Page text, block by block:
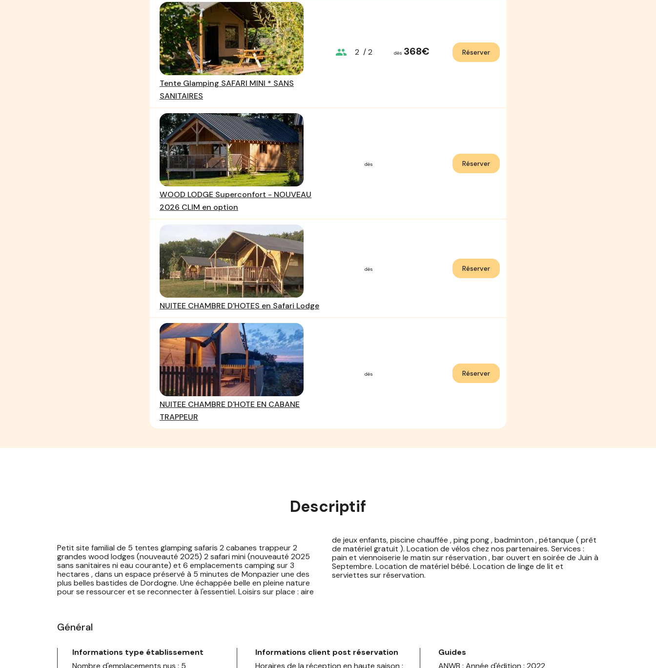
Tente Glamping SAFARI MINI * SANS
SANITAIRES
group 2 / 2 dès 368€ Réserver
WOOD LODGE Superconfort - NOUVEAU
2026 CLIM en option
dès Réserver
NUITEE CHAMBRE D'HOTES en Safari Lodge
dès Réserver
NUITEE CHAMBRE D'HOTE EN CABANE
TRAPPEUR
dès Réserver
Descriptif
Petit site familial de 5 tentes glamping safaris 2 cabanes trappeur 2
grandes wood lodges (nouveauté 2025) 2 safari mini (nouveauté 2025
sans sanitaires ni eau courante) et 6 emplacements camping sur 3
hectares , dans un espace préservé à 5 minutes de Monpazier une des
plus belles bastides de Dordogne. Une échappée belle en pleine nature
pour se ressourcer et se reconnecter à l'essentiel. Loisirs sur place : aire
de jeux enfants, piscine chauffée , ping pong , badminton , pétanque ( prêt
de matériel gratuit ). Location de vélos chez nos partenaires. Services :
pain et viennoiserie le matin sur réservation , bar ouvert en soirée de Juin à
Septembre. Location de matériel bébé. Location de linge de lit et
serviettes sur réservation.
Général
Informations type établissement
Nombre d'emplacements nus : 5
Informations client post réservation
Horaires de la réception en haute saison :
Guides
ANWB : Année d'édition : 2022